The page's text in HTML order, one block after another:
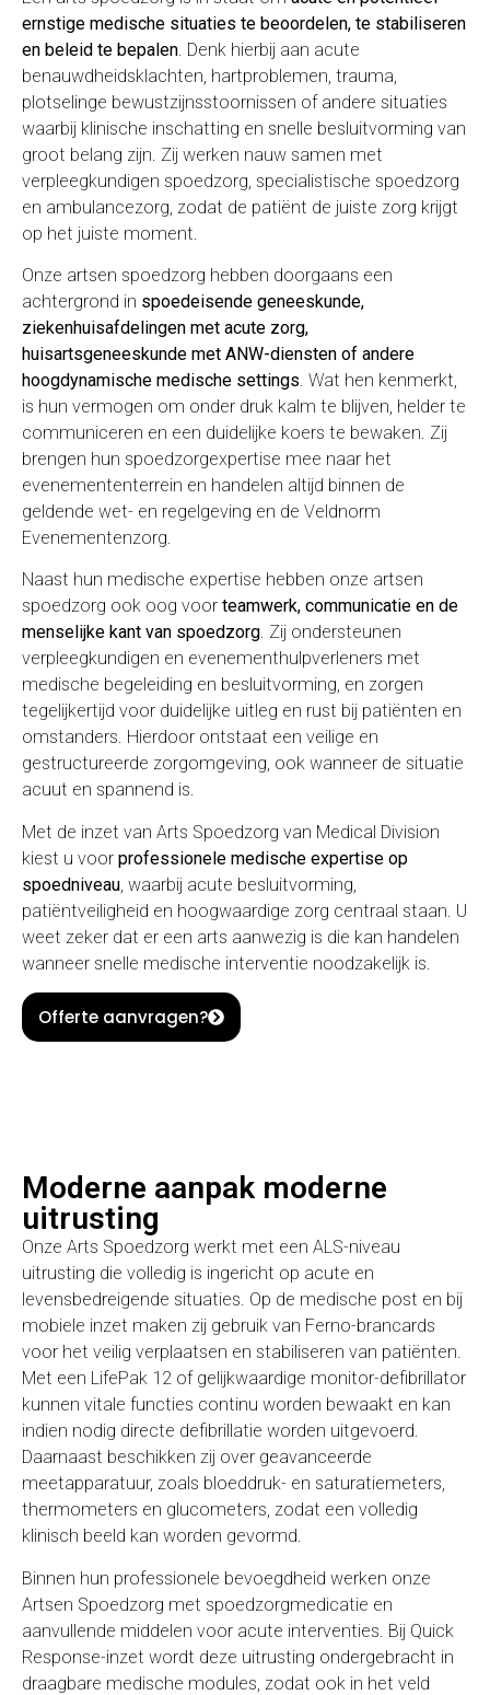
ernstige medische situaties te beoordelen, te stabiliseren
en beleid te bepalen . Denk hierbij aan acute
benauwdheidsklachten, hartproblemen, trauma,
plotselinge bewustzijnsstoornissen of andere situaties
waarbij klinische inschatting en snelle besluitvorming van
groot belang zijn. Zij werken nauw samen met
verpleegkundigen spoedzorg, specialistische spoedzorg
en ambulancezorg, zodat de patiënt de juiste zorg krijgt
op het juiste moment.
Onze artsen spoedzorg hebben doorgaans een
achtergrond in spoedeisende geneeskunde,
ziekenhuisafdelingen met acute zorg,
huisartsgeneeskunde met ANW-diensten of andere
hoogdynamische medische settings. Wat hen kenmerkt,
is hun vermogen om onder druk kalm te blijven, helder te
communiceren en een duidelijke koers te bewaken. Zij
brengen hun spoedzorgexpertise mee naar het
evenemententerrein en handelen altijd binnen de
geldende wet- en regelgeving en de Veldnorm
Evenementenzorg.
Naast hun medische expertise hebben onze artsen
spoedzorg ook oog voor teamwerk, communicatie en de
menselijke kant van spoedzorg. Zij ondersteunen
verpleegkundigen en evenementhulpverleners met
medische begeleiding en besluitvorming, en zorgen
tegelijkertijd voor duidelijke uitleg en rust bij patiënten en
omstanders. Hierdoor ontstaat een veilige en
gestructureerde zorgomgeving, ook wanneer de situatie
acuut en spannend is.
Met de inzet van Arts Spoedzorg van Medical Division
kiest u voor professionele medische expertise op
spoedniveau, waarbij acute besluitvorming,
patiëntveiligheid en hoogwaardige zorg centraal staan. U
weet zeker dat er een arts aanwezig is die kan handelen
wanneer snelle medische interventie noodzakelijk is.
Offerte aanvragen?
Moderne aanpak moderne
uitrusting
Onze Arts Spoedzorg werkt met een ALS-niveau
uitrusting die volledig is ingericht op acute en
levensbedreigende situaties. Op de medische post en bij
mobiele inzet maken zij gebruik van Ferno-brancards
voor het veilig verplaatsen en stabiliseren van patiënten.
Met een LifePak 12 of gelijkwaardige monitor-defibrillator
kunnen vitale functies continu worden bewaakt en kan
indien nodig directe defibrillatie worden uitgevoerd.
Daarnaast beschikken zij over geavanceerde
meetapparatuur, zoals bloeddruk- en saturatiemeters,
thermometers en glucometers, zodat een volledig
klinisch beeld kan worden gevormd.
Binnen hun professionele bevoegdheid werken onze
Artsen Spoedzorg met spoedzorgmedicatie en
aanvullende middelen voor acute interventies. Bij Quick
Response-inzet wordt deze uitrusting ondergebracht in
draagbare medische modules, zodat ook in het veld